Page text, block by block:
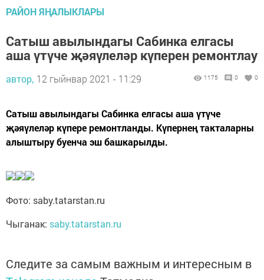
РАЙОН ЯҢАЛЫКЛАРЫ
Сатыш авылындагы Сабинка елгасы
аша үтүче җәяүлеләр күперен ремонтлау
автор, 12 гыйнвар 2021 - 11:29 1175 0 0
Сатыш авылындагы Сабинка елгасы аша үтүче
җәяүлеләр күпере ремонтланды. Күпернең такталарны
алыштыру буенча эш башкарылды.
Фото: saby.tatarstan.ru
Чыганак: saby.tatarstan.ru
Следите за самым важным и интересным в